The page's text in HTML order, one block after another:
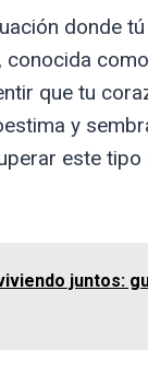
donde
que tu
y
este
juntos: